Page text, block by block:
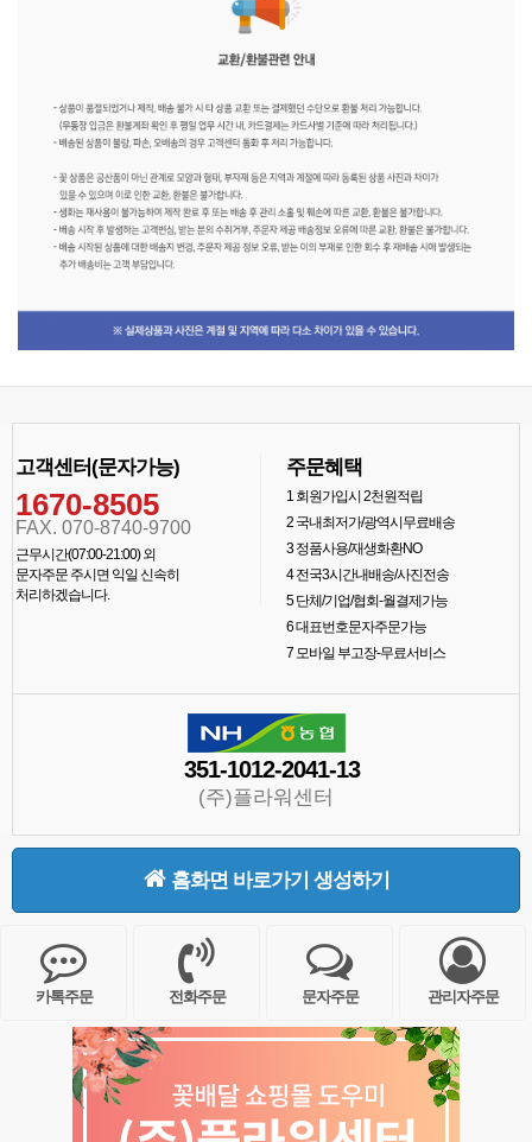
고객센터(문자가능)
1670-8505
FAX. 070-8740-9700
근무시간(07:00-21:00) 외
문자주문 주시면 익일 신속히
처리하겠습니다.
주문혜택
1 회원가입시 2천원적립
2국내최저가/광역시무료배송
3정품사용/재생화환NO
4전국3시간내배송/사진전송
5단체/기업/협회-월결제가능
6대표번호문자주문가능
7모바일 부고장-무료서비스
351-1012-2041-13
(주)플라워센터
홈화면 바로가기 생성하기
카톡주문 전화주문 문자주문 관리자주문